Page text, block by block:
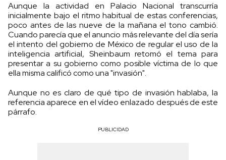
Aunque la actividad en Palacio Nacional transcurría
inicialmente bajo el ritmo habitual de estas conferencias,
poco antes de las nueve de la mañana el tono cambió.
Cuando parecía que el anuncio más relevante del día sería
el intento del gobierno de México de regular el uso de la
inteligencia artificial, Sheinbaum retomó el tema para
presentar a su gobierno como posible víctima de lo que
ella misma calificó como una "invasión".
Aunque no es claro de qué tipo de invasión hablaba, la
referencia aparece en el vídeo enlazado después de este
párrafo.
PUBLICIDAD